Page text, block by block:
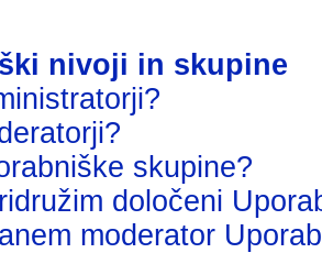
nivoji in skupine
skupine?
določeni
moderator